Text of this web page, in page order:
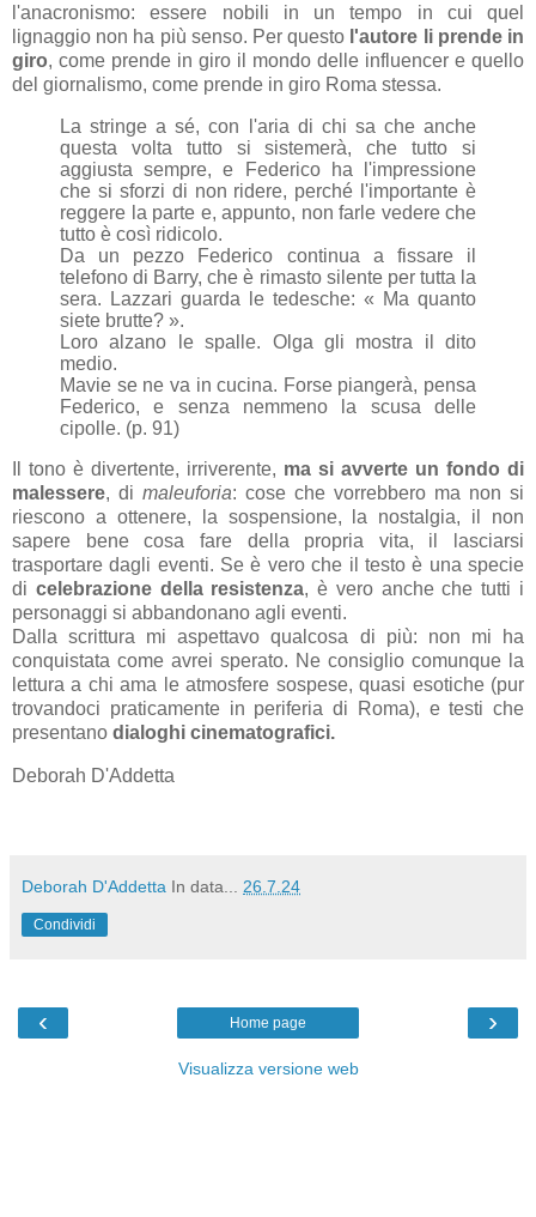
l'anacronismo: essere nobili in un tempo in cui quel
lignaggio non ha più senso. Per questo l'autore li prende in
giro, come prende in giro il mondo delle influencer e quello
del giornalismo, come prende in giro Roma stessa.
La stringe a sé, con l'aria di chi sa che anche
questa volta tutto si sistemerà, che tutto si
aggiusta sempre, e Federico ha l'impressione
che si sforzi di non ridere, perché l'importante è
reggere la parte e, appunto, non farle vedere che
tutto è così ridicolo.
Da un pezzo Federico continua a fissare il
telefono di Barry, che è rimasto silente per tutta la
sera. Lazzari guarda le tedesche: « Ma quanto
siete brutte? ».
Loro alzano le spalle. Olga gli mostra il dito
medio.
Mavie se ne va in cucina. Forse piangerà, pensa
Federico, e senza nemmeno la scusa delle
cipolle. (p. 91)
Il tono è divertente, irriverente, ma si avverte un fondo di
malessere, di maleuforia: cose che vorrebbero ma non si
riescono a ottenere, la sospensione, la nostalgia, il non
sapere bene cosa fare della propria vita, il lasciarsi
trasportare dagli eventi. Se è vero che il testo è una specie
di celebrazione della resistenza, è vero anche che tutti i
personaggi si abbandonano agli eventi.
Dalla scrittura mi aspettavo qualcosa di più: non mi ha
conquistata come avrei sperato. Ne consiglio comunque la
lettura a chi ama le atmosfere sospese, quasi esotiche (pur
trovandoci praticamente in periferia di Roma), e testi che
presentano dialoghi cinematografici.
Deborah D'Addetta
Deborah D'Addetta In data... 26.7.24
Condividi
‹ ›
Home page
Visualizza versione web